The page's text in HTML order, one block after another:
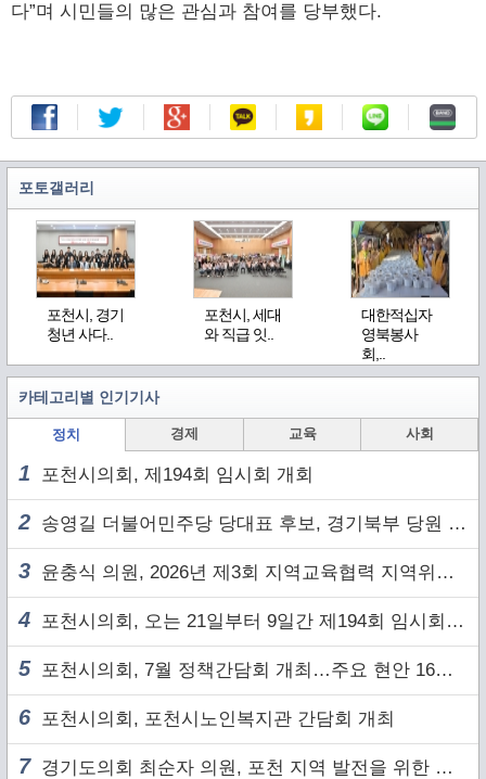
다”며 시민들의 많은 관심과 참여를 당부했다.
포토갤러리
포천시, 경기
청년 사다..
포천시, 세대
와 직급 잇..
대한적십자
영북봉사
회,..
카테고리별 인기기사
정치 경제 교육 사회
1 포천시의회, 제194회 임시회 개회
2 송영길 더불어민주당 당대표 후보, 경기북부 당원 및 2030 세대와 ‘소통 행보’
3 윤충식 의원, 2026년 제3회 지역교육협력 지역위원회 주재
4 포천시의회, 오는 21일부터 9일간 제194회 임시회 개회
5 포천시의회, 7월 정책간담회 개최…주요 현안 16건 점검
6 포천시의회, 포천시노인복지관 간담회 개최
7경기도의회 최순자 의원, 포천 지역 발전을 위한 정담회 개최